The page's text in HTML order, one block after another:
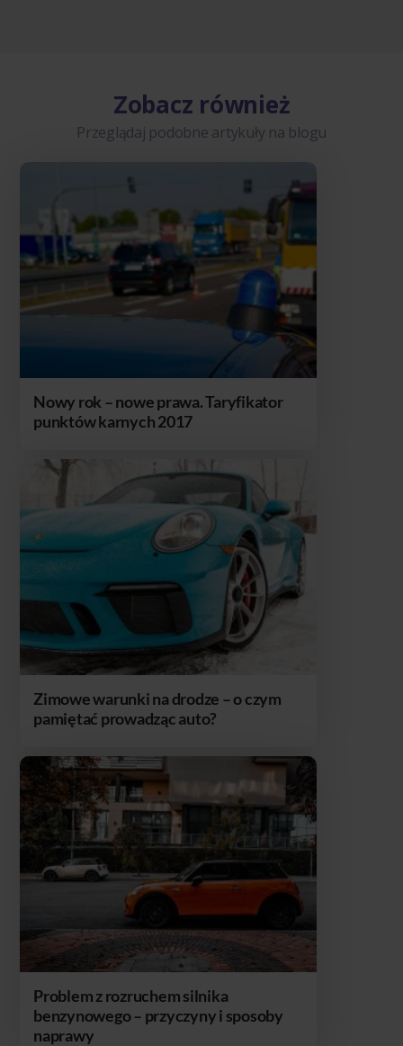
Zobacz również
Przeglądaj podobne artykuły na blogu
Nowy rok – nowe prawa. Taryfikator
punktów karnych 2017
Zimowe warunki na drodze – o czym
pamiętać prowadząc auto?
Problem z rozruchem silnika
benzynowego – przyczyny i sposoby
naprawy